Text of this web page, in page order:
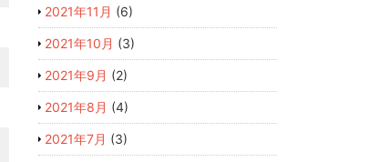
2021年11月 (6)
2021年10月 (3)
2021年9月 (2)
2021年8月 (4)
2021年7月 (3)